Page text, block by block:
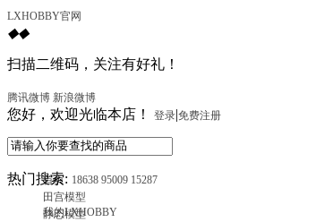
LXHOBBY官网
◆◆
扫描二维码，关注有好礼！
腾讯微博 新浪微博
您好，欢迎光临本店！ 登录|免费注册
热门搜索: 18638 95009 15287
我的LXHOBBY
首页
田宫模型
静态模型